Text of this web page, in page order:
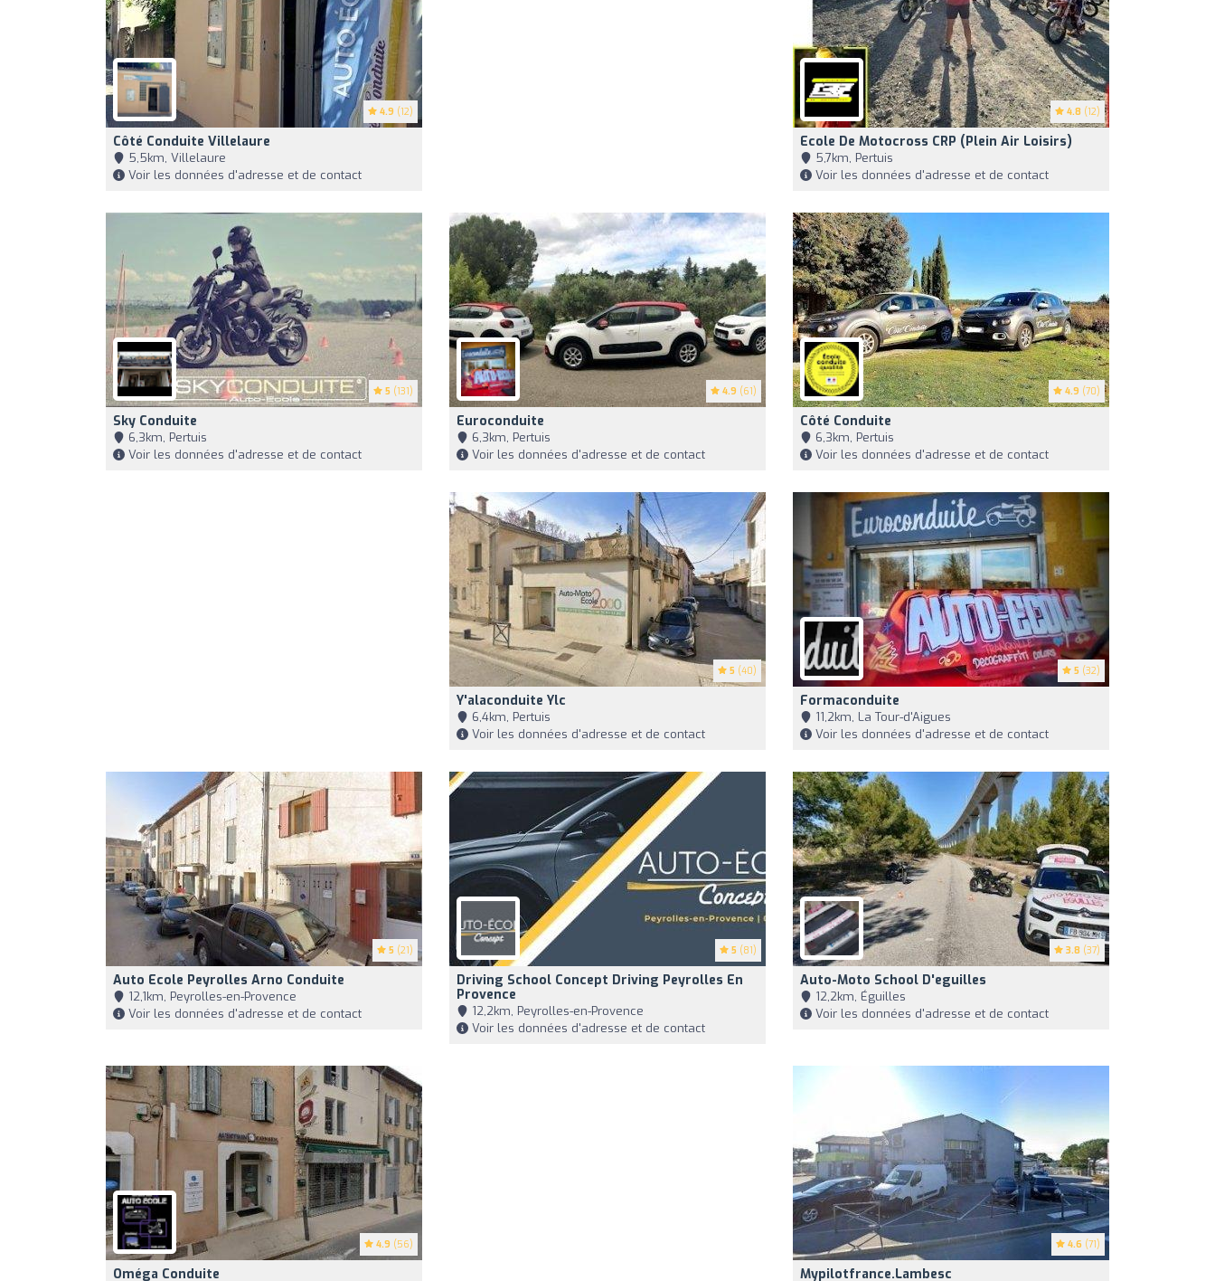
4.9 (12)
Côté Conduite Villelaure
5,5km, Villelaure
Voir les données d'adresse et de contact
4.8 (12)
Ecole De Motocross CRP (Plein Air Loisirs)
5,7km, Pertuis
Voir les données d'adresse et de contact
5 (131)
Sky Conduite
6,3km, Pertuis
Voir les données d'adresse et de contact
4.9 (61)
Euroconduite
6,3km, Pertuis
Voir les données d'adresse et de contact
4.9 (70)
Côté Conduite
6,3km, Pertuis
Voir les données d'adresse et de contact
5 (40)
Y'alaconduite Ylc
6,4km, Pertuis
Voir les données d'adresse et de contact
5 (32)
Formaconduite
11,2km, La Tour-d'Aigues
Voir les données d'adresse et de contact
5 (21)
Auto Ecole Peyrolles Arno Conduite
12,1km, Peyrolles-en-Provence
Voir les données d'adresse et de contact
5 (81)
Driving School Concept Driving Peyrolles En
Provence
12,2km, Peyrolles-en-Provence
Voir les données d'adresse et de contact
3.8 (37)
Auto-Moto School D'eguilles
12,2km, Éguilles
Voir les données d'adresse et de contact
4.9 (56)
Oméga Conduite
4.6 (71)
Mypilotfrance.lambesc